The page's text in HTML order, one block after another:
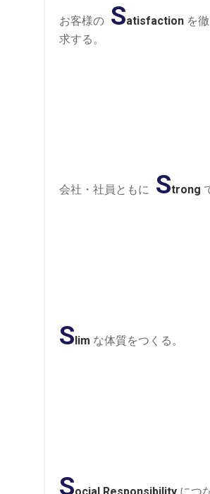
お客様の Satisfaction を
求する。
会社・社員ともに Strong
Slim な体質をつくる。
Social Responsibility につ